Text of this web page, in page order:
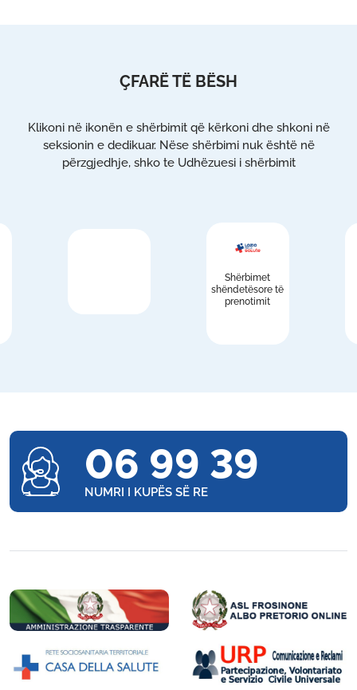
ÇFARË TË BËSH
Klikoni në ikonën e shërbimit që kërkoni dhe shkoni në
seksionin e dedikuar. Nëse shërbimi nuk është në
përzgjedhje, shko te Udhëzuesi i shërbimit
Shërbimet
shëndetësore të
prenotimit
06 99 39
NUMRI I KUPËS SË RE